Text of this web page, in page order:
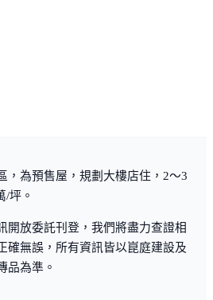
，為預售屋，規劃大樓店住，2～3
/坪。
開放委託刊登，我們將盡力查證相
確無誤，所有資訊皆以崑庭建設及
品為準。